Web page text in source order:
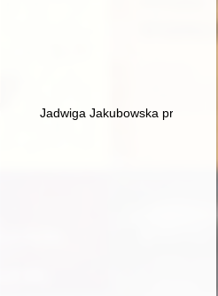
Wojciech Prejs OFMCap (1956-
Jadwiga Jakubowska profesor